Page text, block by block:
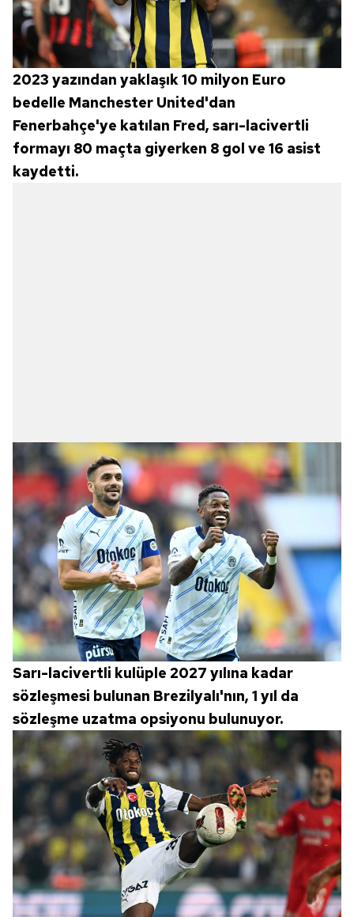
2023 yazından yaklaşık 10 milyon Euro
bedelle Manchester United'dan
Fenerbahçe'ye katılan Fred, sarı-lacivertli
formayı 80 maçta giyerken 8 gol ve 16 asist
kaydetti.
Sarı-lacivertli kulüple 2027 yılına kadar
sözleşmesi bulunan Brezilyalı'nın, 1 yıl da
sözleşme uzatma opsiyonu bulunuyor.